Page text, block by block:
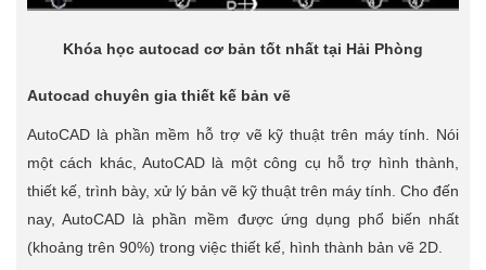
Khóa học autocad cơ bản tốt nhất tại Hải Phòng
Autocad chuyên gia thiết kế bản vẽ
AutoCAD là phần mềm hỗ trợ vẽ kỹ thuật trên máy tính. Nói
một cách khác, AutoCAD là một công cụ hỗ trợ hình thành,
thiết kế, trình bày, xử lý bản vẽ kỹ thuật trên máy tính. Cho đến
nay, AutoCAD là phần mềm được ứng dụng phổ biến nhất
(khoảng trên 90%) trong việc thiết kế, hình thành bản vẽ 2D.